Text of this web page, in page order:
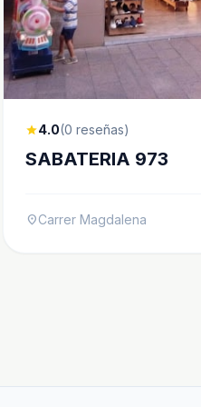
star4.0(0 reseñas)
SABATERIA 973
location_onCarrer Magdalena